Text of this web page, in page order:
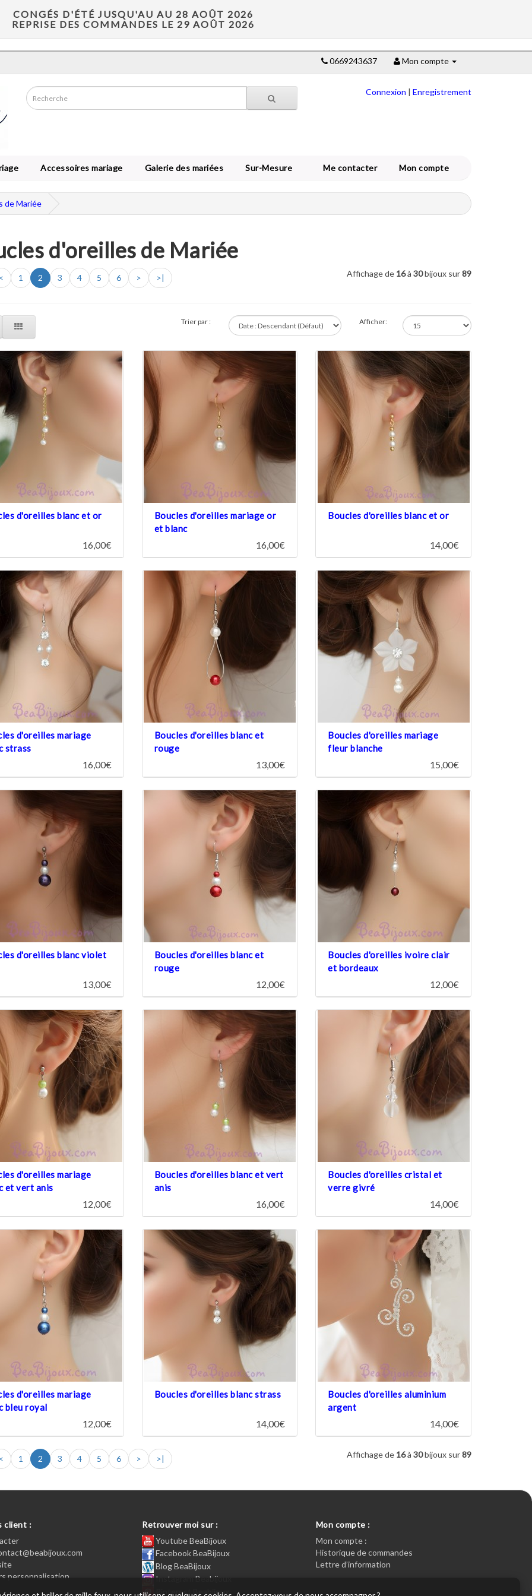
CONGÉS D'ÉTÉ JUSQU'AU AU 28 AOÛT 2026
REPRISE DES COMMANDES LE 29 AOÛT 2026
0669243637 Mon compte
Connexion | Enregistrement
Accessoires mariage Galerie des mariées Sur-Mesure Me contacter Mon compte
de Mariée
d'oreilles de Mariée
1 2 3 4 5 6 > >| Affichage de 16à 30bijoux sur89
Trier par : Afficher:
d'oreilles blanc et or
16,00€
Boucles d'oreilles mariage or
et blanc
16,00€
Boucles d'oreilles blanc et or
14,00€
d'oreilles mariage
strass
16,00€
Boucles d'oreilles blanc et
rouge
13,00€
Boucles d'oreilles mariage
fleur blanche
15,00€
d'oreilles blanc violet
13,00€
Boucles d'oreilles blanc et
rouge
12,00€
Boucles d'oreilles ivoire clair
et bordeaux
12,00€
d'oreilles mariage
et vert anis
12,00€
Boucles d'oreilles blanc et vert
anis
16,00€
Boucles d'oreilles cristal et
verre givré
14,00€
d'oreilles mariage
bleu royal
12,00€
Boucles d'oreilles blanc strass
14,00€
Boucles d'oreilles aluminium
argent
14,00€
1 2 3 4 5 6 > >| Affichage de 16à 30bijoux sur89
client :
personnalisation
Retrouver moi sur :
Youtube BeaBijoux
Facebook BeaBijoux
Blog BeaBijoux
Instagram Beabijoux
Pinterest Beabijoux
Mon compte :
Mon compte :
Historique de commandes
Lettre d’information